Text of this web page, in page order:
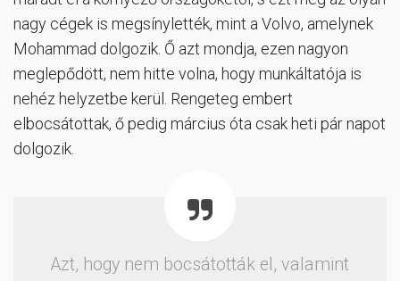
nagy cégek is megsínylették, mint a Volvo, amelynek
Mohammad dolgozik. Ő azt mondja, ezen nagyon
meglepődött, nem hitte volna, hogy munkáltatója is
nehéz helyzetbe kerül. Rengeteg embert
elbocsátottak, ő pedig március óta csak heti pár napot
dolgozik.
Azt, hogy nem bocsátották el, valamint